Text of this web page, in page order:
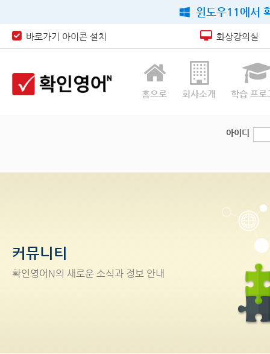
윈도우11에서
바로가기 아이콘 설치 화상강의실
홈으로 회사소개 학습 프로
아이디
커뮤니티
확인영어 N의 새로운 소식과 정보 안내